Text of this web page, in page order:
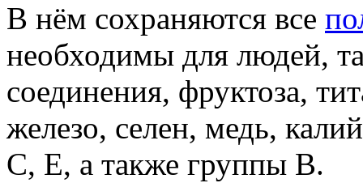
В нём сохраняются все
необходимы для людей,
соединения, фруктоза,
железо, селен, медь,
С, Е, а также группы В.